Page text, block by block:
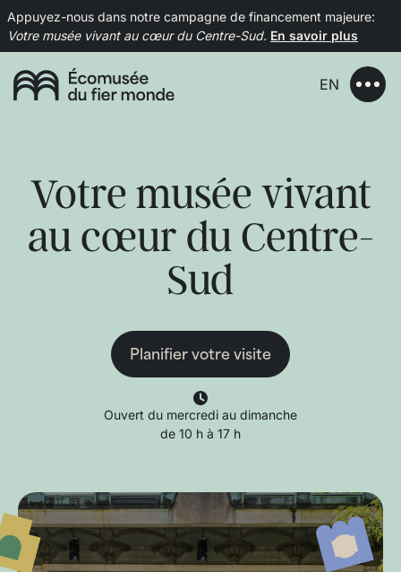
Appuyez-nous dans notre campagne de financement majeure:
Votre musée vivant au cœur du Centre-Sud. En savoir plus
EN
Votre musée vivant
au cœur du Centre-
Sud
Planifier votre visite
Ouvert du mercredi au dimanche
de 10 h à 17 h